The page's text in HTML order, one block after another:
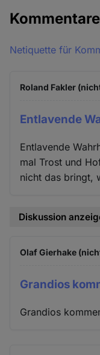
Kommentare
Netiquette für
Roland Fakler
Entlavende
Entlavende
mal Trost und
nicht das bringt,
Diskussion
Olaf Gierhake
Grandios
Grandios